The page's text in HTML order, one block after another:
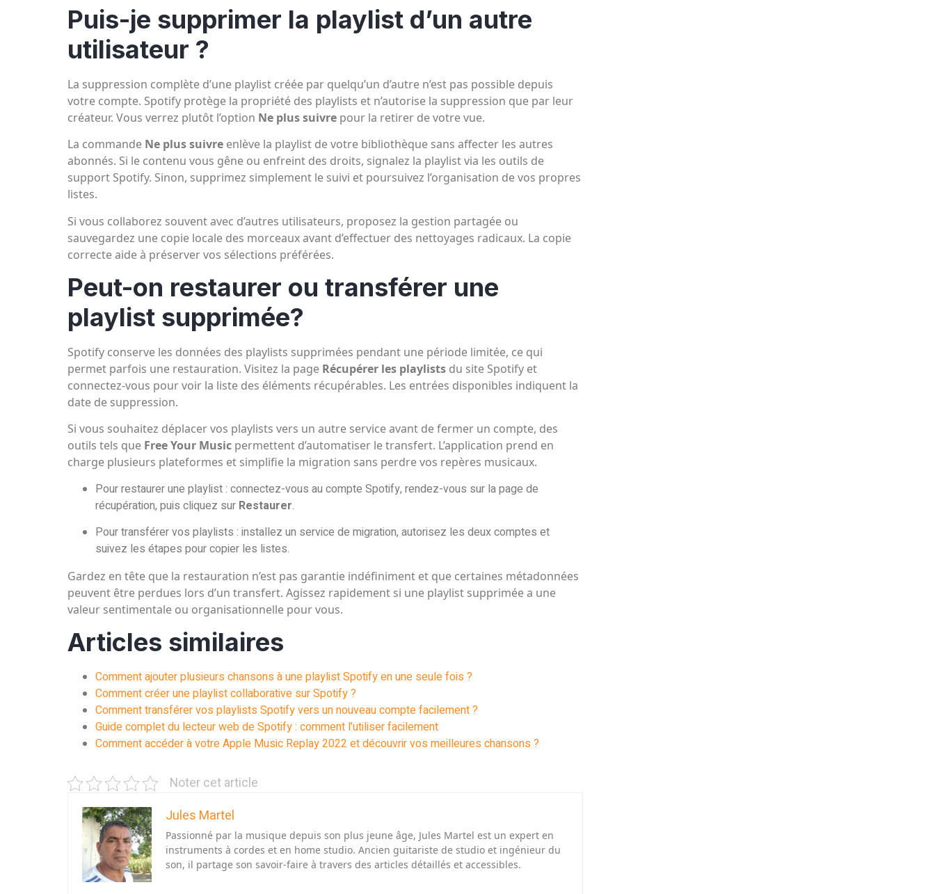
Puis-je supprimer la playlist d’un autre
utilisateur ?
La suppression complète d’une playlist créée par quelqu’un d’autre n’est pas possible depuis
votre compte. Spotify protège la propriété des playlists et n’autorise la suppression que par leur
créateur. Vous verrez plutôt l’option Ne plus suivre pour la retirer de votre vue.
La commande Ne plus suivre enlève la playlist de votre bibliothèque sans affecter les autres
abonnés. Si le contenu vous gêne ou enfreint des droits, signalez la playlist via les outils de
support Spotify. Sinon, supprimez simplement le suivi et poursuivez l’organisation de vos propres
listes.
Si vous collaborez souvent avec d’autres utilisateurs, proposez la gestion partagée ou
sauvegardez une copie locale des morceaux avant d’effectuer des nettoyages radicaux. La copie
correcte aide à préserver vos sélections préférées.
Peut-on restaurer ou transférer une
playlist supprimée?
Spotify conserve les données des playlists supprimées pendant une période limitée, ce qui
permet parfois une restauration. Visitez la page Récupérer les playlists du site Spotify et
connectez-vous pour voir la liste des éléments récupérables. Les entrées disponibles indiquent la
date de suppression.
Si vous souhaitez déplacer vos playlists vers un autre service avant de fermer un compte, des
outils tels que Free Your Music permettent d’automatiser le transfert. L’application prend en
charge plusieurs plateformes et simplifie la migration sans perdre vos repères musicaux.
Pour restaurer une playlist : connectez-vous au compte Spotify, rendez-vous sur la page de
récupération, puis cliquez sur Restaurer.
Pour transférer vos playlists : installez un service de migration, autorisez les deux comptes et
suivez les étapes pour copier les listes.
Gardez en tête que la restauration n’est pas garantie indéfiniment et que certaines métadonnées
peuvent être perdues lors d’un transfert. Agissez rapidement si une playlist supprimée a une
valeur sentimentale ou organisationnelle pour vous.
Articles similaires
Comment ajouter plusieurs chansons à une playlist Spotify en une seule fois ?
Comment créer une playlist collaborative sur Spotify ?
Comment transférer vos playlists Spotify vers un nouveau compte facilement ?
Guide complet du lecteur web de Spotify : comment l’utiliser facilement
Comment accéder à votre Apple Music Replay 2022 et découvrir vos meilleures chansons ?
Noter cet article
Jules Martel
Passionné par la musique depuis son plus jeune âge, Jules Martel est un expert en
instruments à cordes et en home studio. Ancien guitariste de studio et ingénieur du
son, il partage son savoir-faire à travers des articles détaillés et accessibles.